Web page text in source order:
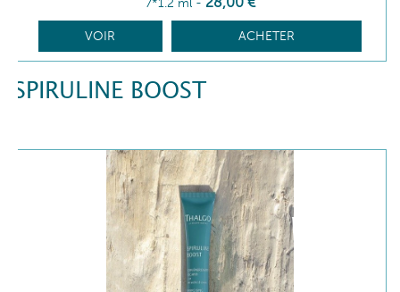
7*1.2 ml -
VOIR ACHETER
SPIRULINE BOOST